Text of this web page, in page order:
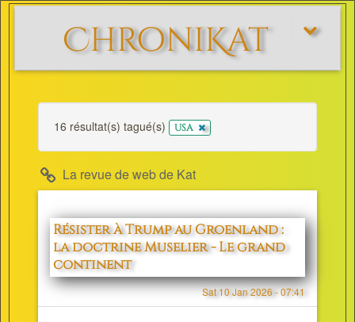
Afficher/
ChroniKat
16 résultat(s) tagué(s) USA x
La revue de web de Kat
Résister à Trump au Groenland :
la doctrine Muselier - Le grand
continent
Sat 10 Jan 2026 - 07:41